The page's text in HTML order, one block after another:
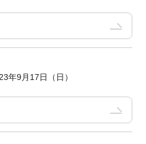
年9月17日（日）